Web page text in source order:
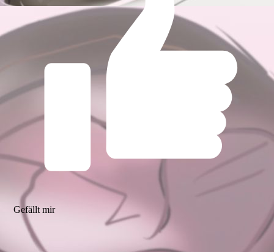
Gefällt mir